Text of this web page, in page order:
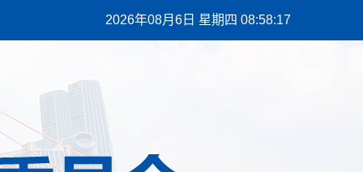
2026年08月6日 星期四 08:58:17